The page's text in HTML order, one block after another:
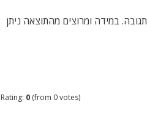
במידה ומרוצים מהתוצאה ניתן
Rating: 0 (from 0 votes)